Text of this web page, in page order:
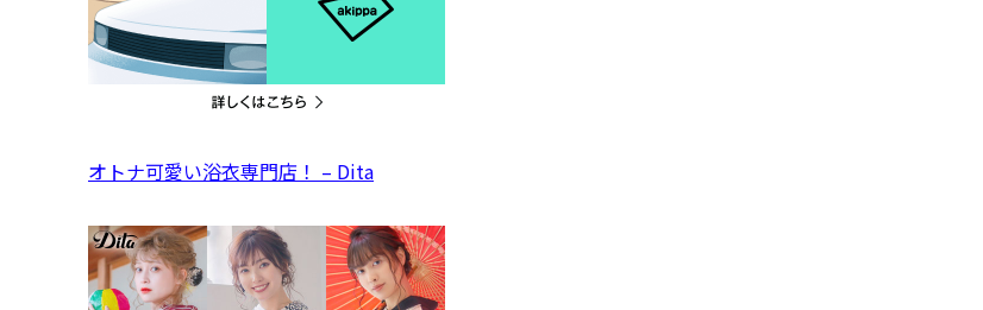
オトナ可愛い浴衣専門店！ – Dita